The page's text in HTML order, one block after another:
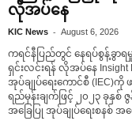
လိုအပ်နေ
KIC News - August 6, 2026
ကရင်နီပြည်တွင် နေရပ်စွန့်ခွာရမှု
ရှင်းလင်းရန် လိုအပ်နေ
အုပ်ချုပ်ရေးကောင်စီ (IEC)
ရည်မှန်းချက်ဖြင့် ၂၀၂၃ ခုနှ
အခြေပြု အုပ်ချုပ်ရေးစနစ် အပ